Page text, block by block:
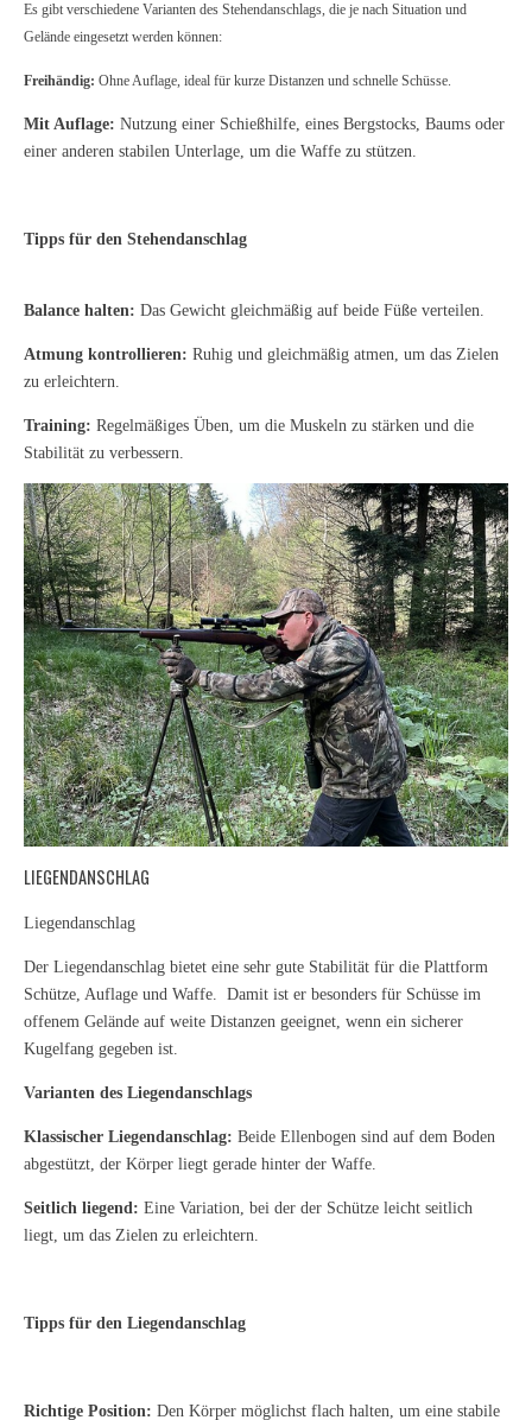
Es gibt verschiedene Varianten des Stehendanschlags, die je nach Situation und
Gelände eingesetzt werden können:
Freihändig: Ohne Auflage, ideal für kurze Distanzen und schnelle Schüsse.
Mit Auflage: Nutzung einer Schießhilfe, eines Bergstocks, Baums oder
einer anderen stabilen Unterlage, um die Waffe zu stützen.
Tipps für den Stehendanschlag
Balance halten: Das Gewicht gleichmäßig auf beide Füße verteilen.
Atmung kontrollieren: Ruhig und gleichmäßig atmen, um das Zielen
zu erleichtern.
Training: Regelmäßiges Üben, um die Muskeln zu stärken und die
Stabilität zu verbessern.
LIEGENDANSCHLAG
Liegendanschlag
Der Liegendanschlag bietet eine sehr gute Stabilität für die Plattform
Schütze, Auflage und Waffe. Damit ist er besonders für Schüsse im
offenem Gelände auf weite Distanzen geeignet, wenn ein sicherer
Kugelfang gegeben ist.
Varianten des Liegendanschlags
Klassischer Liegendanschlag: Beide Ellenbogen sind auf dem Boden
abgestützt, der Körper liegt gerade hinter der Waffe.
Seitlich liegend: Eine Variation, bei der der Schütze leicht seitlich
liegt, um das Zielen zu erleichtern.
Tipps für den Liegendanschlag
Richtige Position: Den Körper möglichst flach halten, um eine stabile